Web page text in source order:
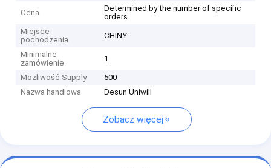
Cena
Determined by the number of specific
orders
Miejsce
pochodzenia
CHINY
Minimalne
zamówienie
1
Możliwość Supply
500
Nazwa handlowa
Desun Uniwill
Zobacz więcej